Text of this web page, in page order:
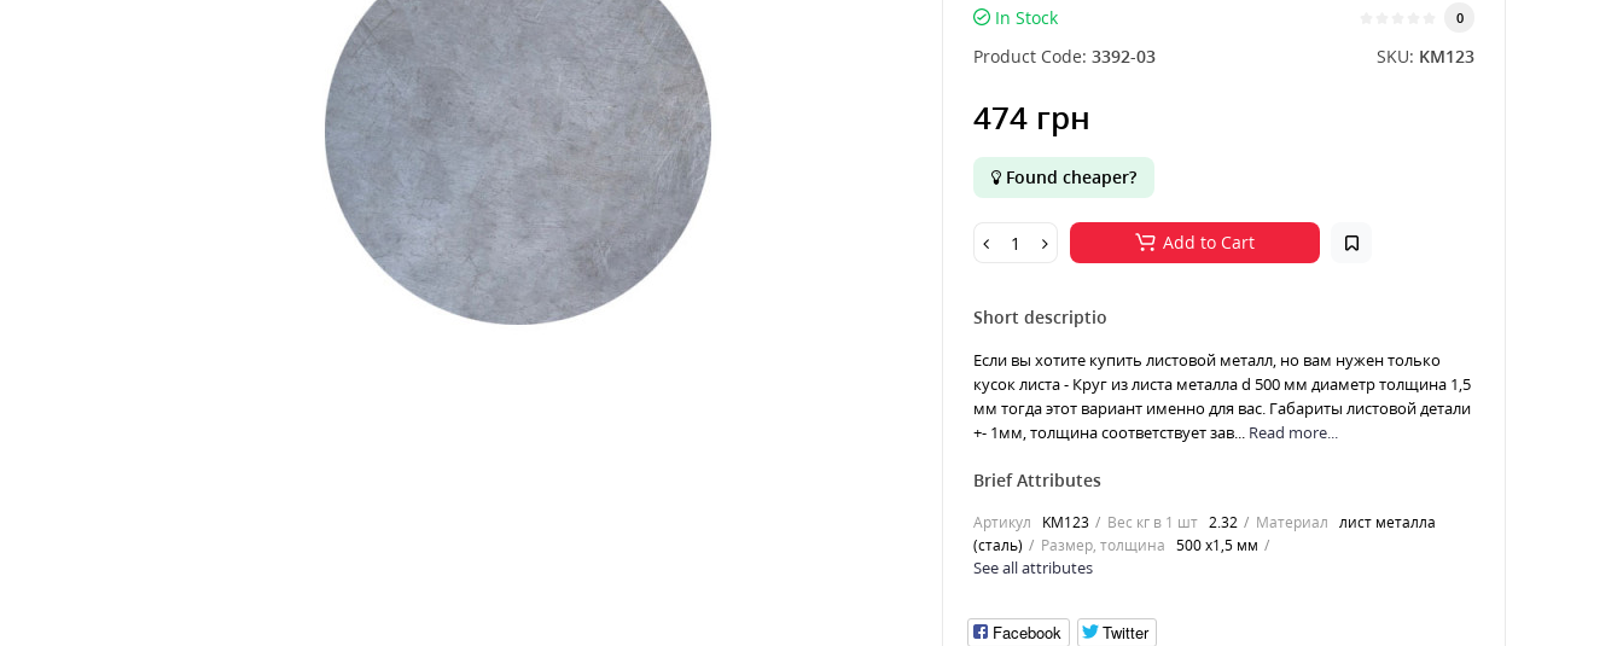
In Stock 0
Product Code: 3392-03 SKU: KM123
474 грн
Found cheaper?
Add to Cart
Short descriptio
Если вы хотите купить листовой металл, но вам нужен только
кусок листа - Круг из листа металла d 500 мм диаметр толщина 1,5
мм тогда этот вариант именно для вас. Габариты листовой детали
+- 1мм, толщина соответствует зав... Read more...
Brief Attributes
Артикул KM123 Вес кг в 1 шт 2.32 Материал лист металла
(сталь)
Размер, толщина 500 х1,5 мм
See all attributes
Facebook Twitter